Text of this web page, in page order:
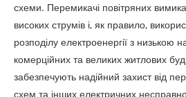
схеми. Перемикачі повітряних
високих струмів і, як правило,
розподілу електроенергії з низькою
комерційних та великих житлових
забезпечують надійний захист від
схем та інших електричних